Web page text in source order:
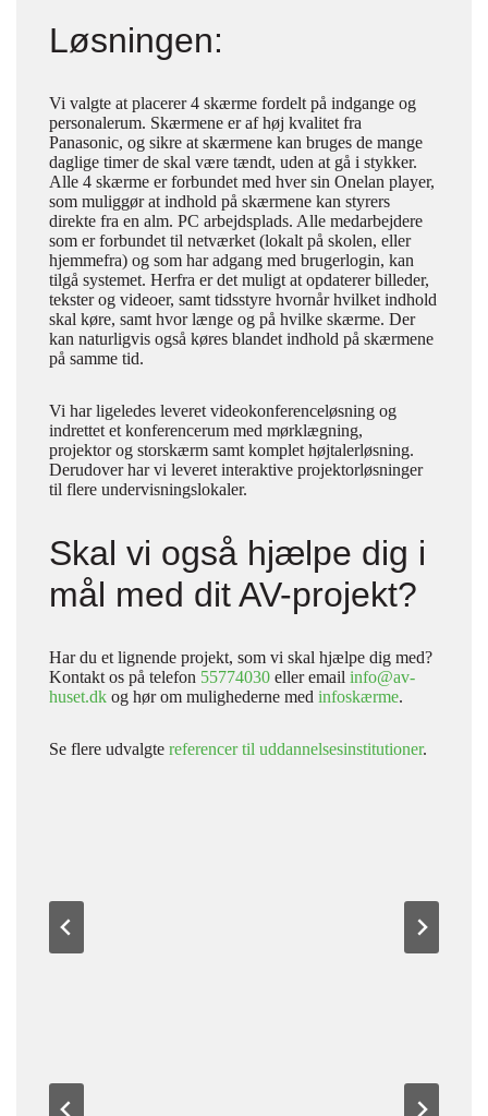
Løsningen:
Vi valgte at placerer 4 skærme fordelt på indgange og
personalerum. Skærmene er af høj kvalitet fra
Panasonic, og sikre at skærmene kan bruges de mange
daglige timer de skal være tændt, uden at gå i stykker.
Alle 4 skærme er forbundet med hver sin Onelan player,
som muliggør at indhold på skærmene kan styrers
direkte fra en alm. PC arbejdsplads. Alle medarbejdere
som er forbundet til netværket (lokalt på skolen, eller
hjemmefra) og som har adgang med brugerlogin, kan
tilgå systemet. Herfra er det muligt at opdaterer billeder,
tekster og videoer, samt tidsstyre hvornår hvilket indhold
skal køre, samt hvor længe og på hvilke skærme. Der
kan naturligvis også køres blandet indhold på skærmene
på samme tid.
Vi har ligeledes leveret videokonferenceløsning og
indrettet et konferencerum med mørklægning,
projektor og storskærm samt komplet højtalerløsning.
Derudover har vi leveret interaktive projektorløsninger
til flere undervisningslokaler.
Skal vi også hjælpe dig i
mål med dit AV-projekt?
Har du et lignende projekt, som vi skal hjælpe dig med?
Kontakt os på telefon 55774030 eller email info@av-
huset.dk og hør om mulighederne med infoskærme.
Se flere udvalgte referencer til uddannelsesinstitutioner.